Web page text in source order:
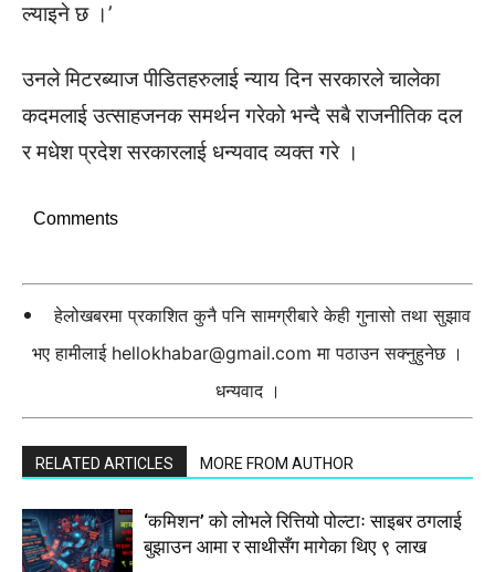
ल्याइने छ ।’
उनले मिटरब्याज पीडितहरुलाई न्याय दिन सरकारले चालेका
कदमलाई उत्साहजनक समर्थन गरेको भन्दै सबै राजनीतिक दल
र मधेश प्रदेश सरकारलाई धन्यवाद व्यक्त गरे ।
Comments
हेलोखबरमा प्रकाशित कुनै पनि सामग्रीबारे केही गुनासो तथा सुझाव
भए हामीलाई hellokhabar@gmail.com मा पठाउन सक्नुहुनेछ ।
धन्यवाद ।
RELATED ARTICLES MORE FROM AUTHOR
‘कमिशन’ को लोभले रित्तियो पोल्टाः साइबर ठगलाई
बुझाउन आमा र साथीसँग मागेका थिए ९ लाख